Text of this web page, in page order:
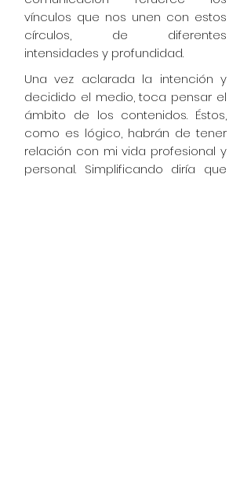
vínculos que nos unen con estos
círculos, de diferentes
intensidades y profundidad.
Una vez aclarada la intención y
decidido el medio, toca pensar el
ámbito de los contenidos. Éstos,
como es lógico, habrán de tener
relación con mi vida profesional y
personal. Simplificando diría que